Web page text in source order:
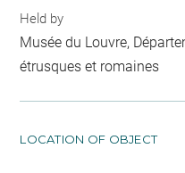
Held by
Musée du Louvre,
étrusques et romaines
LOCATION OF OBJECT